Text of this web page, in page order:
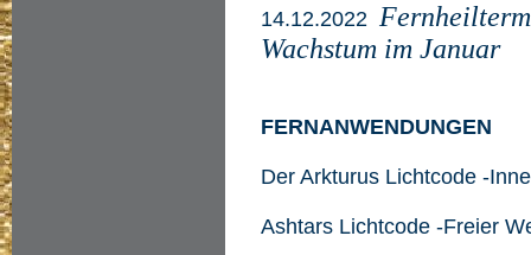
14.12.2022
Wachstum im Januar
FERNANWENDUNGEN
Der Arkturus Lichtcode -
Ashtars Lichtcode -Freier